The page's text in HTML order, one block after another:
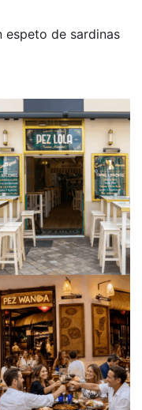
espeto de sardinas